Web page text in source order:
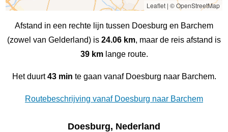
Leaflet| © OpenStreetMap
Afstand in een rechte lijn tussen Doesburg en Barchem
(zowel van Gelderland) is 24.06 km, maar de reis afstand is
39 kmlange route.
Het duurt43 min te gaan vanaf Doesburg naar Barchem.
Routebeschrijving vanaf Doesburg naar Barchem
Doesburg, Nederland